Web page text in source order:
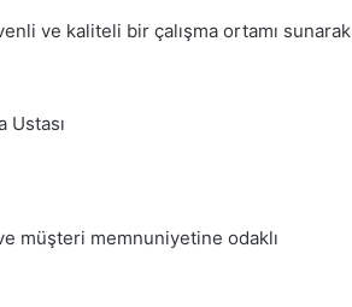
ve kaliteli bir çalışma ortamı sunarak
müşteri memnuniyetine odaklı